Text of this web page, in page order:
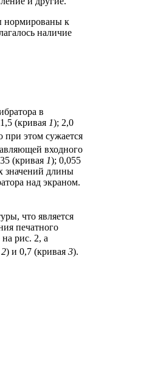
нормированы к
наличие
в
(кривая 1); 2,0
при этом сужается
входного
(кривая 1); 0,055
значений длины
над экраном.
что является
печатного
рис. 2, а
2) и 0,7 (кривая 3).